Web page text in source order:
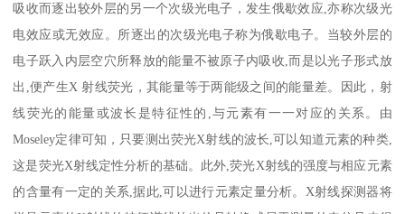
吸收而逐出较外层的另一个次级光电子，发生俄歇效应,亦称次级光
电效应或无效应。所逐出的次级光电子称为俄歇电子。当较外层的
电子跃入内层空穴所释放的能量不被原子内吸收,而是以光子形式放
出,便产生X 射线荧光，其能量等于两能级之间的能量差。因此，射
线荧光的能量或波长是特征性的,与元素有一一对应的关系。由
Moseley定律可知，只要测出荧光X射线的波长,可以知道元素的种类,
这是荧光X射线定性分析的基础。此外,荧光X射线的强度与相应元素
的含量有一定的关系,据此,可以进行元素定量分析。X射线探测器将